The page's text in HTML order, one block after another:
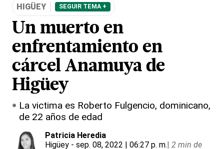
HIGÜEY SEGUIR TEMA +
Un muerto en
enfrentamiento en
cárcel Anamuya de
Higüey
La victima es Roberto Fulgencio, dominicano,
de 22 años de edad
Patricia Heredia
Higüey - sep. 08, 2022 | 06:27 p. m.| 2 min de